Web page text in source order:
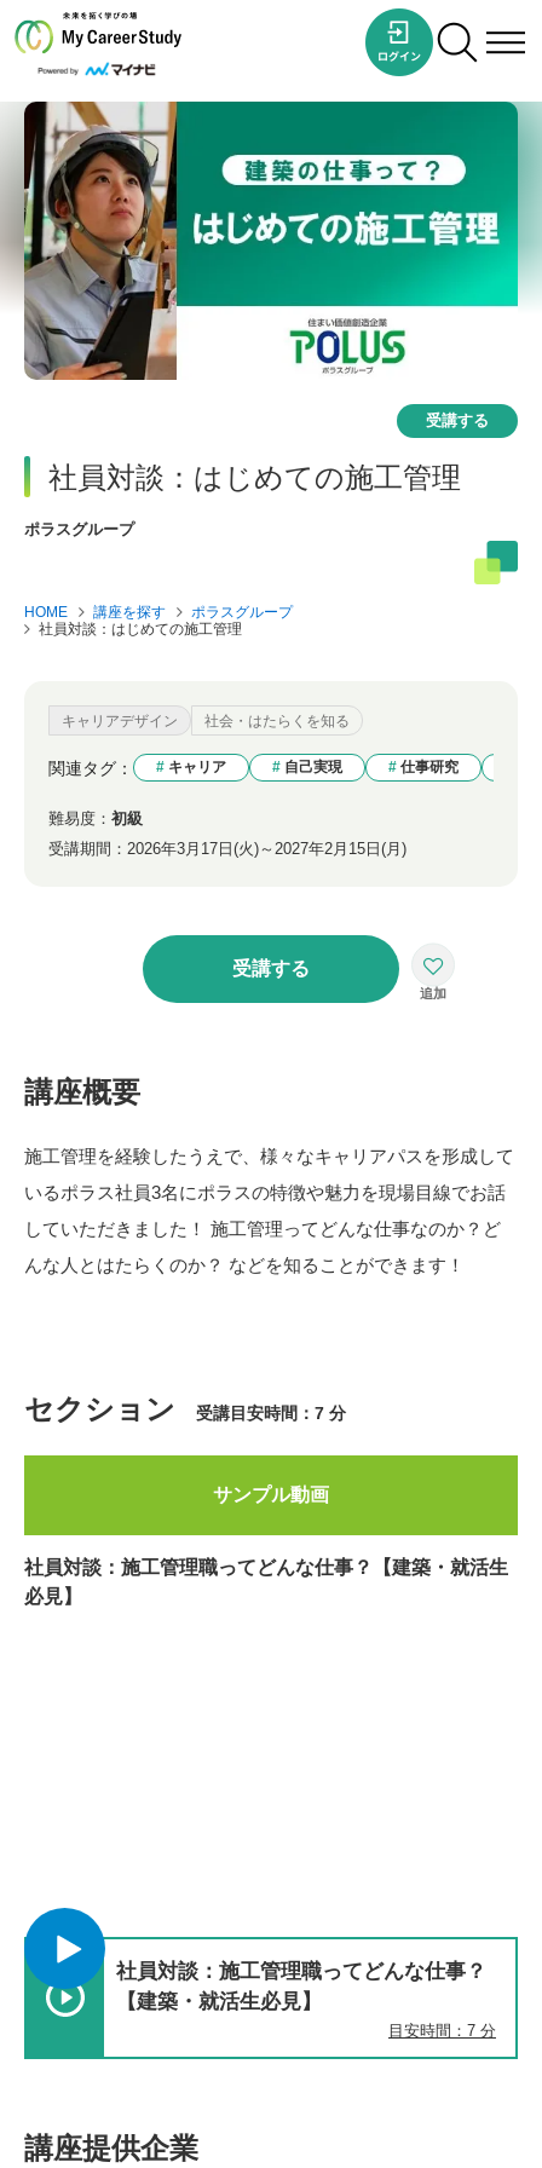
受講する
社員対談：はじめての施工管理
ポラスグループ
HOME 講座を探す
ポラスグループ
社員対談：はじめての施工管理
キャリアデザイン 社会・はたらくを知る
関連タグ： キャリア 自己実現 仕事研究
難易度： 初級
受講期間： 2026年3月17日(火)～2027年2月15日(月)
受講する
講座概要
施工管理を経験したうえで、様々なキャリアパスを形成して
いるポラス社員3名にポラスの特徴や魅力を現場目線でお話
していただきました！ 施工管理ってどんな仕事なのか？ど
んな人とはたらくのか？ などを知ることができます！
セクション 受講目安時間：7 分
社員対談：施工管理職ってどんな仕事？
【建築・就活生必見】
目安時間：7 分
サンプル動画
社員対談：施工管理職ってどんな仕事？【建築・就活生
必見】
講座提供企業